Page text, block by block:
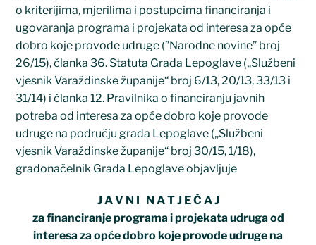
o kriterijima, mjerilima i postupcima financiranja i
ugovaranja programa i projekata od interesa za opće
dobro koje provode udruge (”Narodne novine” broj
26/15), članka 36. Statuta Grada Lepoglave („Službeni
vjesnik Varaždinske županije“ broj 6/13, 20/13, 33/13 i
31/14) i članka 12. Pravilnika o financiranju javnih
potreba od interesa za opće dobro koje provode
udruge na području grada Lepoglave („Službeni
vjesnik Varaždinske županije“ broj 30/15, 1/18),
gradonačelnik Grada Lepoglave objavljuje
J A V N I N A T J E Č A J
za financiranje programa i projekata udruga od
interesa za opće dobro koje provode udruge na